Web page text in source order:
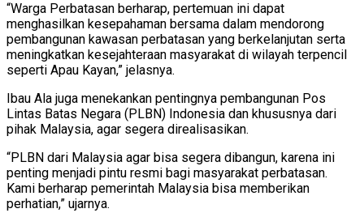
“Warga Perbatasan berharap, pertemuan ini dapat
menghasilkan kesepahaman bersama dalam mendorong
pembangunan kawasan perbatasan yang berkelanjutan serta
meningkatkan kesejahteraan masyarakat di wilayah terpencil
seperti Apau Kayan,” jelasnya.
Ibau Ala juga menekankan pentingnya pembangunan Pos
Lintas Batas Negara (PLBN) Indonesia dan khususnya dari
pihak Malaysia, agar segera direalisasikan.
“PLBN dari Malaysia agar bisa segera dibangun, karena ini
penting menjadi pintu resmi bagi masyarakat perbatasan.
Kami berharap pemerintah Malaysia bisa memberikan
perhatian,” ujarnya.